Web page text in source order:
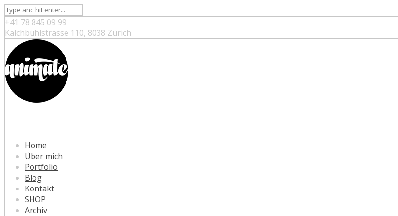
+41 78 845 09 99
Kalchbühlstrasse 110, 8038 Zürich
Home
Über mich
Portfolio
Blog
Kontakt
SHOP
Archiv